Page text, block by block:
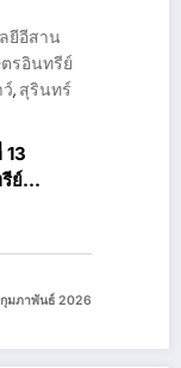
ยีอีสาน
รอินทรีย์
, สุรินทร์
13
ย์
กุมภาพันธ์ 2026